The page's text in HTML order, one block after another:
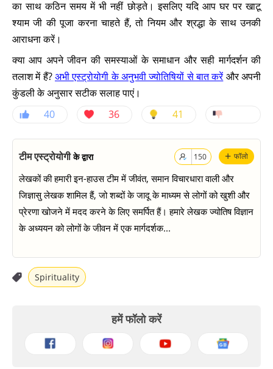
का साथ कठिन समय में भी नहीं छोड़ते। इसलिए यदि आप घर पर खाटू
श्याम जी की पूजा करना चाहते हैं, तो नियम और श्रद्धा के साथ उनकी
आराधना करें।
क्या आप अपने जीवन की समस्याओं के समाधान और सही मार्गदर्शन की
तलाश में हैं?अभी एस्ट्रोयोगी के अनुभवी ज्योतिषियों से बात करेंऔर अपनी
कुंडली के अनुसार सटीक सलाह पाएं।
40
36 41
+ फॉलो
150
टीम एस्ट्रोयोगीके द्वारा
लेखकों की हमारी इन-हाउस टीम में जीवंत, समान विचारधारा वाली और
जिज्ञासु लेखक शामिल हैं, जो शब्दों के जादू के माध्यम से लोगों को खुशी और
प्रेरणा खोजने में मदद करने के लिए समर्पित हैं। हमारे लेखक ज्योतिष विज्ञान
के अध्ययन को लोगों के जीवन में एक मार्गदर्शक...
Spirituality
हमें फॉलो करें